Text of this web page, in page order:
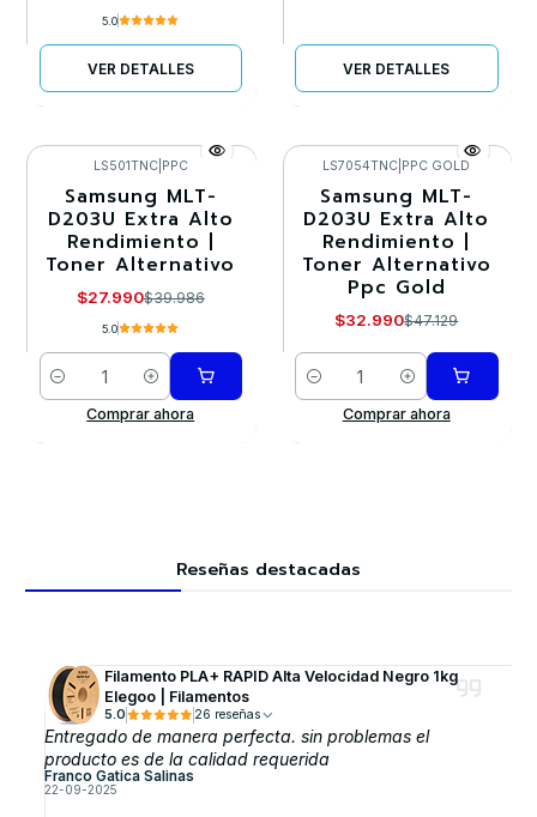
5.0
VER DETALLES VER DETALLES
-30%
LS501TNC| PPC
Samsung MLT-
D203U Extra Alto
Rendimiento |
Toner Alternativo
$27.990$39.986
5.0
Cantidad
Comprar ahora
-30%
LS7054TNC PPC GOLD
Samsung MLT-
D203U Extra Alto
Rendimiento |
Toner Alternativo
Ppc Gold
$32.990$47.129
Cantidad
Comprar ahora
Reseñas destacadas
Filamento PLA+ RAPID Alta Velocidad Negro 1kg
Elegoo | Filamentos
5.0 26 reseñas
Entregado de manera perfecta. sin problemas el
producto es de la calidad requerida
Franco Gatica Salinas
22-09-2025